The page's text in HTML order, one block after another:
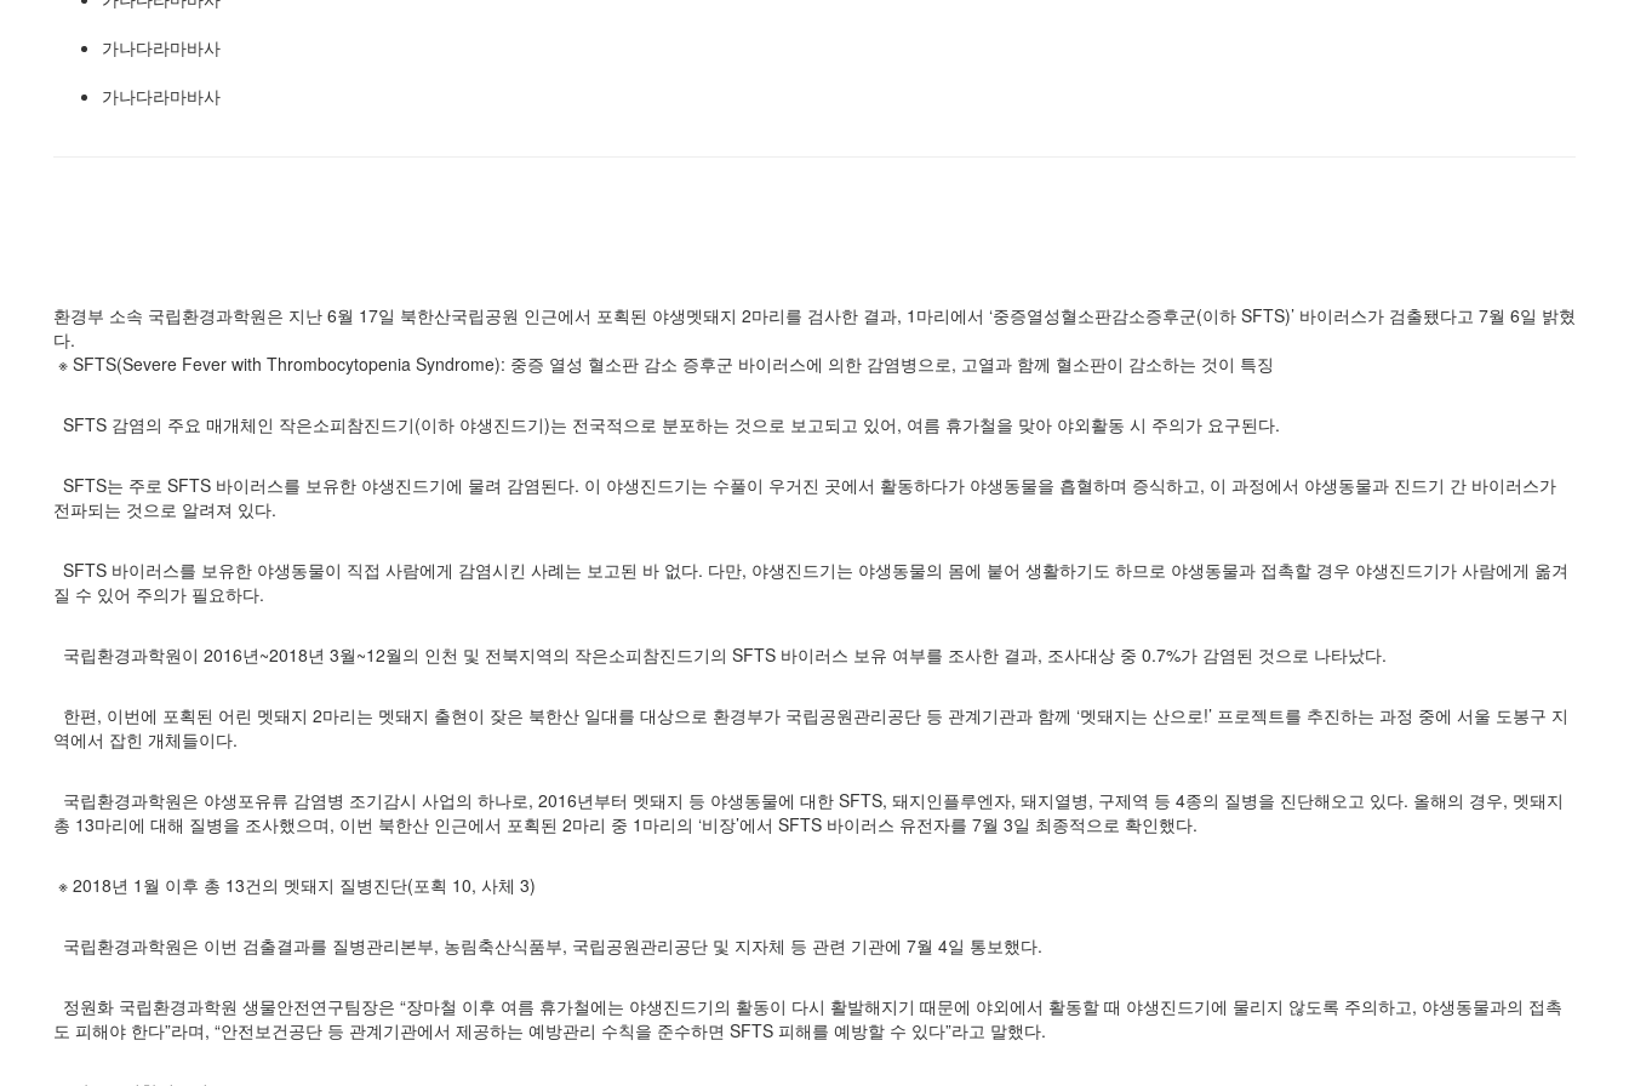
가나다라마바사
가나다라마바사
환경부 소속 국립환경과학원은 지난 6월 17일 북한산국립공원 인근에서 포획된 야생멧돼지 2마리를 검사한 결과, 1마리에서 ‘중증열성혈소판감소증후군(이하 SFTS)’ 바이러스가 검출됐다고 7월 6일 밝혔
다.
※ SFTS(Severe Fever with Thrombocytopenia Syndrome): 중증 열성 혈소판 감소 증후군 바이러스에 의한 감염병으로, 고열과 함께 혈소판이 감소하는 것이 특징
SFTS 감염의 주요 매개체인 작은소피참진드기(이하 야생진드기)는 전국적으로 분포하는 것으로 보고되고 있어, 여름 휴가철을 맞아 야외활동 시 주의가 요구된다.
SFTS는 주로 SFTS 바이러스를 보유한 야생진드기에 물려 감염된다. 이 야생진드기는 수풀이 우거진 곳에서 활동하다가 야생동물을 흡혈하며 증식하고, 이 과정에서 야생동물과진드기 간 바이러스가
전파되는 것으로 알려져 있다.
SFTS 바이러스를 보유한 야생동물이 직접 사람에게 감염시킨 사례는 보고된 바 없다. 다만, 야생진드기는 야생동물의 몸에 붙어 생활하기도 하므로 야생동물과 접촉할 경우 야생진드기가 사람에게 옮겨
질 수 있어 주의가 필요하다.
국립환경과학원이 2016년~2018년 3월~12월의 인천 및 전북지역의 작은소피참진드기의 SFTS 바이러스 보유 여부를 조사한 결과, 조사대상 중 0.7%가 감염된 것으로 나타났다.
한편, 이번에 포획된 어린 멧돼지 2마리는 멧돼지 출현이 잦은 북한산 일대를 대상으로 환경부가 국립공원관리공단 등 관계기관과 함께 ‘멧돼지는 산으로!’ 프로젝트를 추진하는 과정 중에 서울 도봉구 지
역에서 잡힌 개체들이다.
국립환경과학원은 야생포유류 감염병 조기감시 사업의 하나로, 2016년부터 멧돼지 등 야생동물에 대한 SFTS, 돼지인플루엔자, 돼지열병, 구제역 등 4종의 질병을 진단해오고 있다. 올해의 경우, 멧돼지
총 13마리에 대해 질병을 조사했으며, 이번 북한산 인근에서 포획된 2마리 중 1마리의 ‘비장’에서 SFTS 바이러스 유전자를 7월 3일 최종적으로 확인했다.
※ 2018년 1월 이후 총 13건의 멧돼지 질병진단(포획 10, 사체 3)
국립환경과학원은 이번 검출결과를 질병관리본부, 농림축산식품부, 국립공원관리공단 및 지자체 등 관련 기관에 7월 4일 통보했다.
정원화 국립환경과학원 생물안전연구팀장은 “장마철 이후 여름 휴가철에는 야생진드기의 활동이 다시 활발해지기 때문에 야외에서 활동할 때 야생진드기에 물리지 않도록 주의하고, 야생동물과의 접촉
도 피해야 한다”라며, “안전보건공단 등 관계기관에서 제공하는 예방관리 수칙을 준수하면 SFTS 피해를 예방할 수 있다”라고 말했다.